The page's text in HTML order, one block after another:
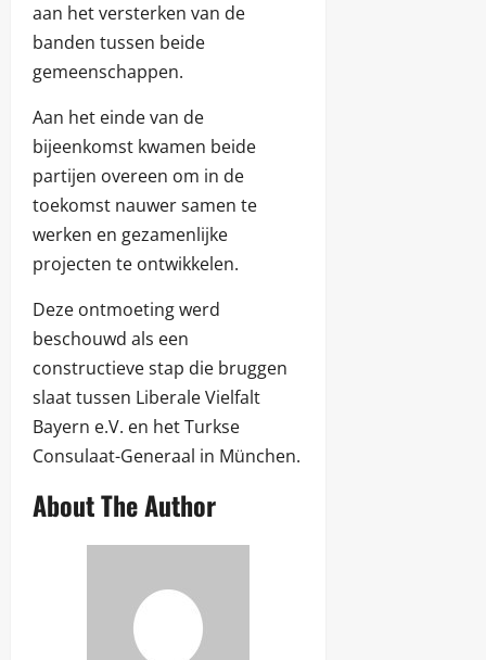
aan het versterken van de
banden tussen beide
gemeenschappen.
Aan het einde van de
bijeenkomst kwamen beide
partijen overeen om in de
toekomst nauwer samen te
werken en gezamenlijke
projecten te ontwikkelen.
Deze ontmoeting werd
beschouwd als een
constructieve stap die bruggen
slaat tussen Liberale Vielfalt
Bayern e.V. en het Turkse
Consulaat-Generaal in München.
About The Author